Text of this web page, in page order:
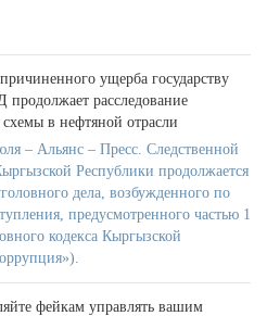
ущерба государству
расследование
в нефтяной отрасли
– Альянс – Пресс. Следственной
Республики продолжается
дела, возбужденного по
предусмотренного частью 1
кодекса Кыргызской
фейкам управлять вашим